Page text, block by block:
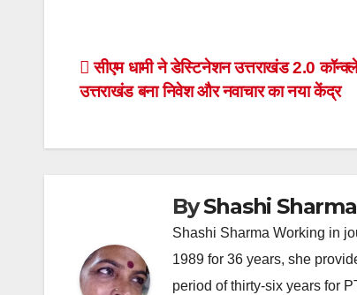
Post
सीएम धामी ने डेस्टिनेशन उत्तराखंड 2.0
उत्तराखंड बना निवेश और नवाचार का नया केंद्र
ByShashi Sharma
Shashi Sharma Working in
1989 for 36 years, she
period of thirty-six years for